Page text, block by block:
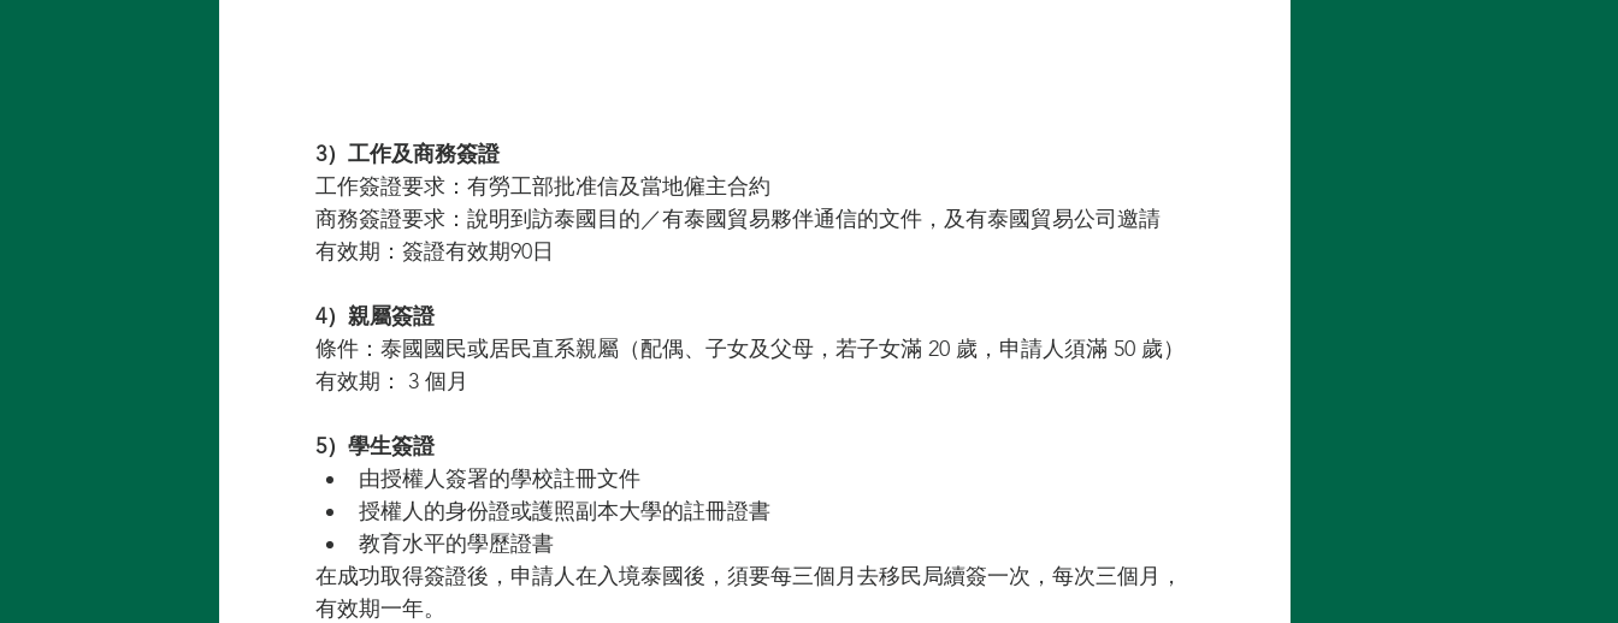
3）工作及商務簽證
工作簽證要求：有勞工部批准信及當地僱主合約
商務簽證要求：說明到訪泰國目的／有泰國貿易夥伴通信的文件，及有泰國貿易公司邀請
有效期：簽證有效期90日
4）親屬簽證
條件：泰國國民或居民直系親屬（配偶、子女及父母，若子女滿 20 歲，申請人須滿 50 歲）
有效期： 3 個月
5）學生簽證
由授權人簽署的學校註冊文件
授權人的身份證或護照副本大學的註冊證書
教育水平的學歷證書
在成功取得簽證後，申請人在入境泰國後，須要每三個月去移民局續簽一次，每次三個月，
有效期一年。